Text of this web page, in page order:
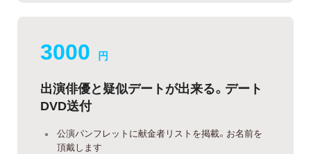
3000 円
出演俳優と疑似デートが出来る。デート
DVD送付
公演パンフレットに献金者リストを掲載。お名前を
頂戴します